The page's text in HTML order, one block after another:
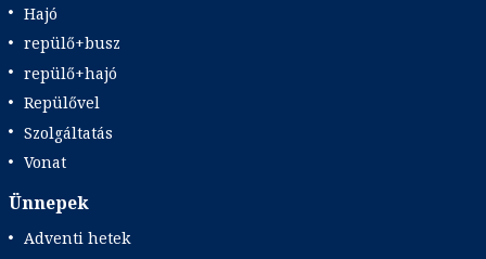
Hajó
repülő+busz
repülő+hajó
Repülővel
Szolgáltatás
Vonat
Ünnepek
Adventi hetek